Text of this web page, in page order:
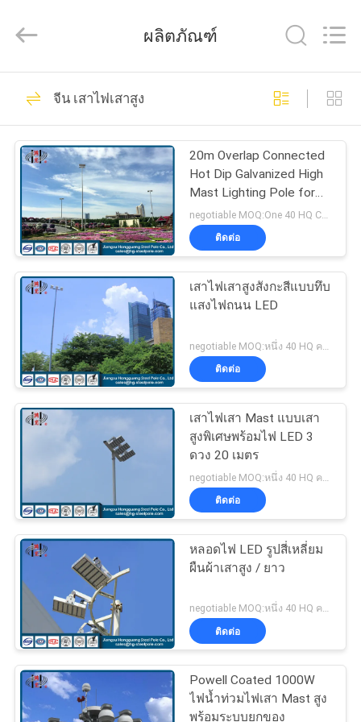
บ้าน
สินค้า
วิดีโอ
แสดง
เกี่ยว
กับ
ทัวร์
โรงงาน
ควบคุม
คุณภาพ
ติดต่อ
hongguang
All
Reserved.
เหล็กท่อขั้วโลก
325
ขั้วไฟฟ้าไฟฟ้า
258
เสาส่งกำลัง
140
เสาเหล็กชุบสังกะสี
100
ผลิตภัณฑ์
จีน เสาไฟเสาสูง
20m Overlap Connected
Hot Dip Galvanized High
Mast Lighting Pole for
Square Lighting
negotiable MOQ:One 40 HQ Container
ติดต่อ
เสาไฟเสาสูงสังกะสีแบบทึบ
แสงไฟถนน LED
ติดต่อ
เสาไฟเสา Mast แบบเสา
สูงพิเศษพร้อมไฟ LED 3
ดวง 20 เมตร
ติดต่อ
หลอดไฟ LED รูปสี่เหลี่ยม
ผืนผ้าเสาสูง / ยาว
negotiable MOQ:หนึ่ง 40 HQ คอนเทนเนอร์
ติดต่อ
Powell Coated 1000W
ไฟน้ำท่วมไฟเสา Mast สูง
พร้อมระบบยกของ